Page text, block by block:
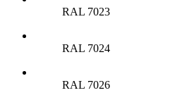
RAL 7023
RAL 7024
RAL 7026